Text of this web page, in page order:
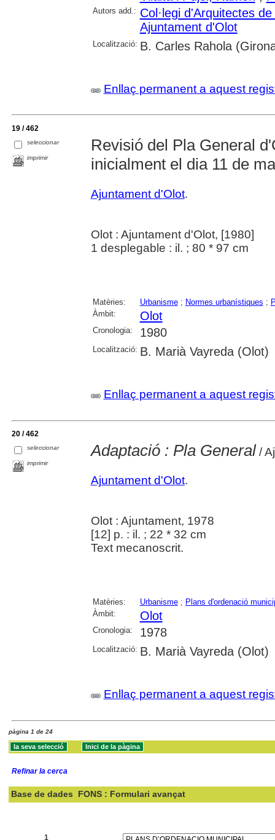
Autors add.: Col·legi d'Arquitectes
Ajuntament d'Olot
Localització: B. Carles Rahola
Enllaç permanent a aquest
19 / 462
seleccionar
imprimir
Revisió del Pla General
inicialment el dia 11 de
Ajuntament d'Olot.
Olot : Ajuntament d'Olot, [1980]
1 desplegable : il. ; 80 * 97 cm
Matèries: Urbanisme; Normes urbanístiques ;
Àmbit:
Olot
Cronologia: 1980
Localització: B. Marià Vayreda (Olot)
Enllaç permanent a aquest
20 / 462
seleccionar
imprimir
Adaptació : Pla General/
Ajuntament d'Olot.
Olot : Ajuntament, 1978
[12] p. : il. ; 22 * 32 cm
Text mecanoscrit.
Matèries: Urbanisme; Plans d'ordenació
Àmbit:
Olot
Cronologia: 1978
Localització: B. Marià Vayreda (Olot)
Enllaç permanent a aquest
pàgina 1 de 24
Refinar la cerca
Base de dades FONS : Formulari avançat
1